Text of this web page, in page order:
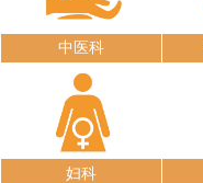
中医科
妇科